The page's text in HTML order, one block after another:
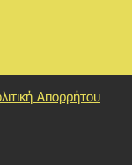
Απορρήτου